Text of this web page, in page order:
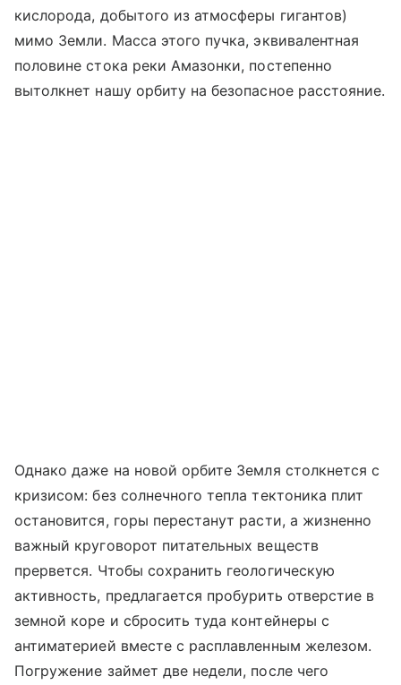
кислорода, добытого из атмосферы гигантов)
мимо Земли. Масса этого пучка, эквивалентная
половине стока реки Амазонки, постепенно
вытолкнет нашу орбиту на безопасное расстояние.
Однако даже на новой орбите Земля столкнется с
кризисом: без солнечного тепла тектоника плит
остановится, горы перестанут расти, а жизненно
важный круговорот питательных веществ
прервется. Чтобы сохранить геологическую
активность, предлагается пробурить отверстие в
земной коре и сбросить туда контейнеры с
антиматерией вместе с расплавленным железом.
Погружение займет две недели, после чего